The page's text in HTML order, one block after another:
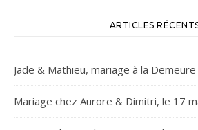
ARTICLES
Jade & Mathieu, mariage à la
Mariage chez Aurore & Dimitri, le 17